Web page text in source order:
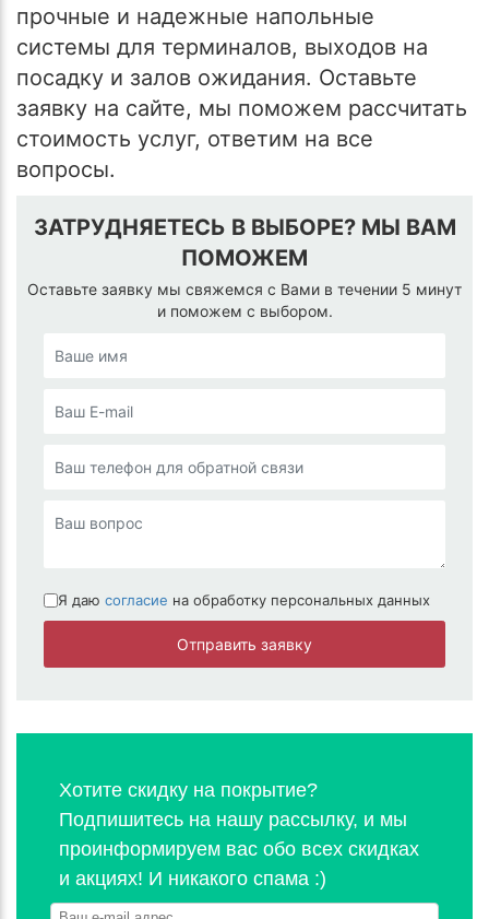
прочные и надежные напольные
системы для терминалов, выходов на
посадку и залов ожидания. Оставьте
заявку на сайте, мы поможем рассчитать
стоимость услуг, ответим на все
вопросы.
ЗАТРУДНЯЕТЕСЬ В ВЫБОРЕ? МЫ ВАМ
ПОМОЖЕМ
Оставьте заявку мы свяжемся с Вами в течении 5 минут
и поможем с выбором.
Я даю согласие на обработку персональных данных
Отправить заявку
Хотите скидку на покрытие?
Подпишитесь на нашу рассылку, и мы
проинформируем вас обо всех скидках
и акциях! И никакого спама :)